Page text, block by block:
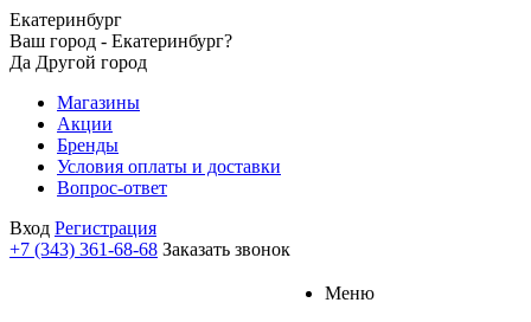
Екатеринбург
Ваш город - Екатеринбург?
Да Другой город
Магазины
Акции
Бренды
Условия оплаты и доставки
Вопрос-ответ
Вход Регистрация
+7 (343) 361-68-68 Заказать звонок
Меню